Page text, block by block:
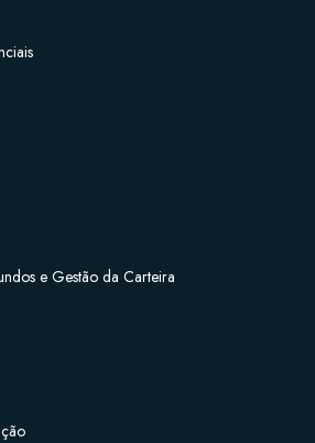
e Gestão da Carteira